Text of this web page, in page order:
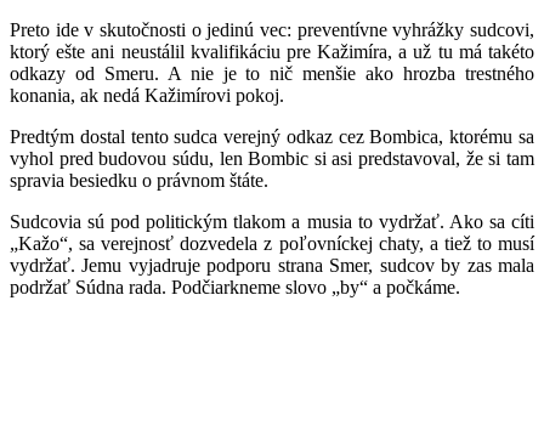
Preto ide v skutočnosti o jedinú vec: preventívne vyhrážky sudcovi,
ktorý ešte ani neustálil kvalifikáciu pre Kažimíra, a už tu má takéto
odkazy od Smeru. A nie je to nič menšie ako hrozba trestného
konania, ak nedá Kažimírovi pokoj.
Predtým dostal tento sudca verejný odkaz cez Bombica, ktorému sa
vyhol pred budovou súdu, len Bombic si asi predstavoval, že si tam
spravia besiedku o právnom štáte.
Sudcovia sú pod politickým tlakom a musia to vydržať. Ako sa cíti
„Kažo“, sa verejnosť dozvedela z poľovníckej chaty, a tiež to musí
vydržať. Jemu vyjadruje podporu strana Smer, sudcov by zas mala
podržať Súdna rada. Podčiarkneme slovo „by“ a počkáme.